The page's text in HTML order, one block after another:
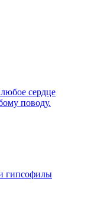
сердце
поводу.
гипсофилы